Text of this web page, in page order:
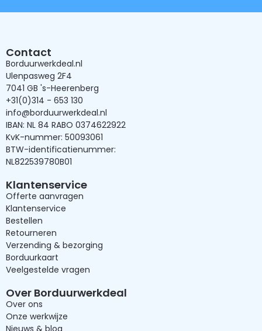
Contact
Borduurwerkdeal.nl
Ulenpasweg 2F4
7041 GB 's-Heerenberg
+31(0)314 - 653 130
info@borduurwerkdeal.nl
IBAN: NL 84 RABO 0374622922
KvK-nummer: 50093061
BTW-identificatienummer:
NL822539780B01
Klantenservice
Offerte aanvragen
Klantenservice
Bestellen
Retourneren
Verzending & bezorging
Borduurkaart
Veelgestelde vragen
Over Borduurwerkdeal
Over ons
Onze werkwijze